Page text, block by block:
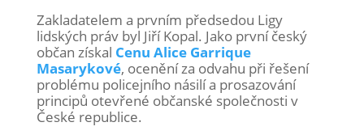
Zakladatelem a prvním předsedou Ligy
lidských práv byl Jiří Kopal. Jako první český
občan získal Cenu Alice Garrique
Masarykové, ocenění za odvahu při řešení
problému policejního násilí a prosazování
principů otevřené občanské společnosti v
České republice.